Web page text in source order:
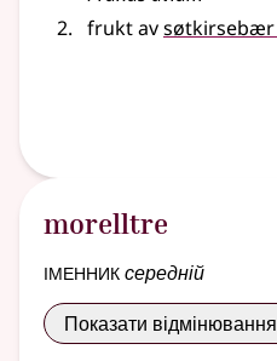
frukt avsøtkirsebær
morelltre
іменниксередній
Показати відмінювання